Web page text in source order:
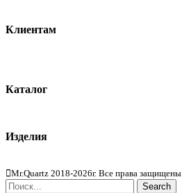
Клиентам
Каталог
Изделия
Mr.Quartz 2018-2026г. Все права защищены.
Search